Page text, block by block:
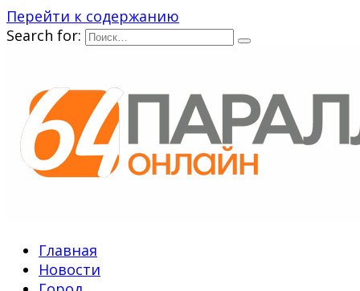
Перейти к содержанию
Search for:
Главная
Новости